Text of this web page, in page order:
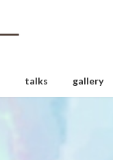
talks gallery